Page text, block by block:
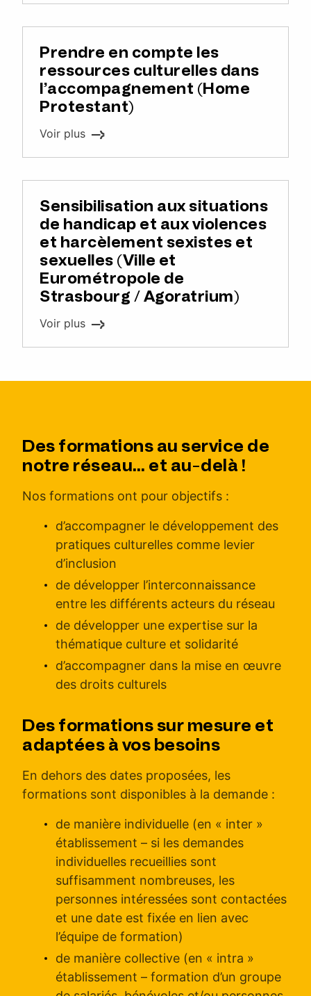
Prendre en compte les
ressources culturelles dans
l’accompagnement (Home
Protestant)
Voir plus
Sensibilisation aux situations
de handicap et aux violences
et harcèlement sexistes et
sexuelles (Ville et
Eurométropole de
Strasbourg / Agoratrium)
Voir plus
Des formations au service de
notre réseau… et au-delà !
Nos formations ont pour objectifs :
d’accompagner le développement des
pratiques culturelles comme levier
d’inclusion
de développer l’interconnaissance
entre les différents acteurs du réseau
de développer une expertise sur la
thématique culture et solidarité
d’accompagner dans la mise en œuvre
des droits culturels
Des formations sur mesure et
adaptées à vos besoins
En dehors des dates proposées, les
formations sont disponibles à la demande :
de manière individuelle (en « inter »
établissement – si les demandes
individuelles recueillies sont
suffisamment nombreuses, les
personnes intéressées sont contactées
et une date est fixée en lien avec
l’équipe de formation)
de manière collective (en « intra »
établissement – formation d’un groupe